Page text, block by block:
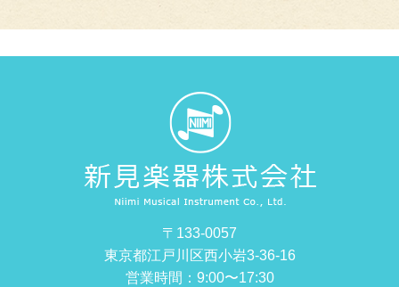
〒133-0057
東京都江戸川区西小岩3-36-16
営業時間：9:00〜17:30